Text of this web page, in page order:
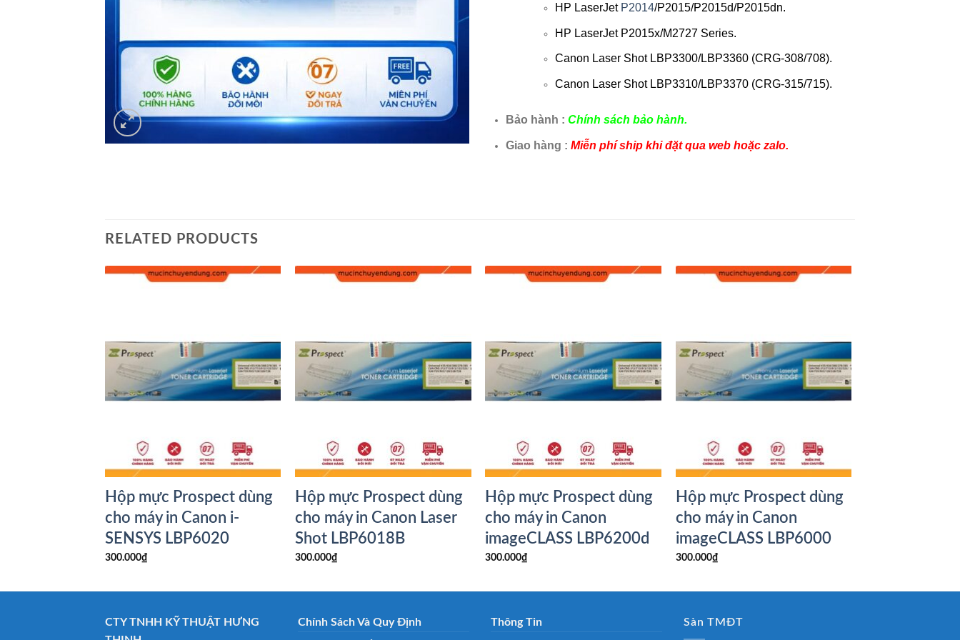
HP LaserJet P2014/P2015/P2015d/P2015dn.
HP LaserJet P2015x/M2727 Series.
Canon Laser Shot LBP3300/LBP3360 (CRG-308/708).
Canon Laser Shot LBP3310/LBP3370 (CRG-315/715).
Bảo hành : Chính sách bảo hành.
Giao hàng : Miễn phí ship khi đặt qua web hoặc zalo.
RELATED PRODUCTS
Hộp mực Prospect dùng
cho máy in Canon i-
SENSYS LBP6020
300.000₫
Hộp mực Prospect dùng
cho máy in Canon Laser
Shot LBP6018B
300.000₫
Hộp mực Prospect dùng
cho máy in Canon
imageCLASS LBP6200d
300.000₫
Hộp mực Prospect dùng
cho máy in Canon
imageCLASS LBP6000
300.000₫
CTY TNHH KỸ THUẬT HƯNG
Chính Sách Và Quy Định
Thông Tin
Sàn TMĐT